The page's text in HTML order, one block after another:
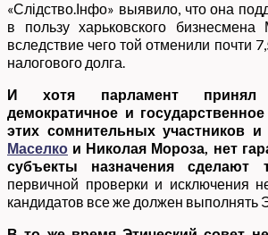
«Слідство.Інфо» выявило, что она
в пользу харьковского бизнесмена
вследствие чего той отменили почти
налогового долга.
И хотя парламент принял
демократичное и
этих сомнительных участников и
Маселко и Николая Мороза, нет
субъекты назначения сделают
первичной проверки и исключения
кандидатов все же должен выполнять